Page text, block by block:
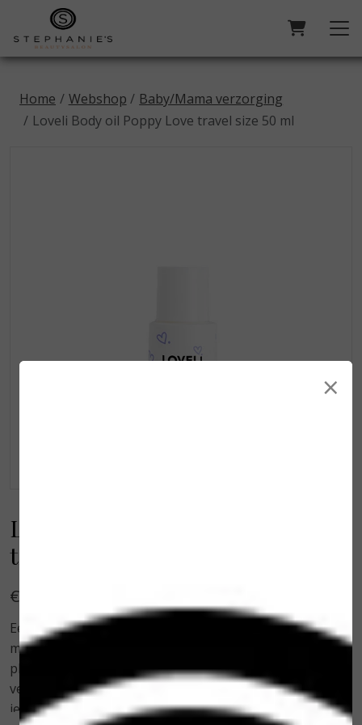
Home Webshop
Baby/Mama verzorging
Loveli Body oil Poppy Love travel size 50 ml
Loveli Body oil Poppy Love
travel size 50 ml
€ 5,00
Een mini versie body oil (50 ml) voor (soon to be)
mama?s en baby?s. Gemaakt van 6 verschillende
plantaardige oliën die samen een combinatie van
vetzuren bevatten die sterk lijken op de vetzuren van
je eigen huid. En dat zorgt voor een optimale voeding.
×